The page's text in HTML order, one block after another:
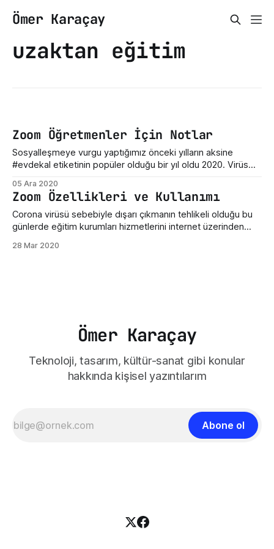
Ömer Karaçay
uzaktan eğitim
Zoom Öğretmenler İçin Notlar
Sosyalleşmeye vurgu yaptığımız önceki yılların aksine
#evdekal etiketinin popüler olduğu bir yıl oldu 2020. Virüs
aksamaması için Zoom ile ders anlatmaya devam ediyor.
Aşağıda Zoom üzerinden ders işleyen öğretmenlerin
karşılaşabilecekleri sorunların çözümlerinden bahsettim.
Eğer sizin farklı bir sorunuz var ise yorum kısmında
05 Ara 2020
Zoom Özellikleri ve Kullanımı
Corona virüsü sebebiyle dışarı çıkmanın tehlikeli olduğu bu
günlerde eğitim kurumları hizmetlerini internet üzerinden
Uzaktan eğitim için kullanılabilecek güçlü çözümlerden birisi
28 Mar 2020
Ömer Karaçay
Teknoloji, tasarım, kültür-sanat gibi konular
hakkında kişisel yazıntılarım
Abone ol